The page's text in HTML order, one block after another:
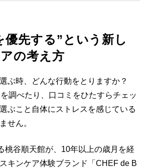
優先する”という新し
の考え方
ぶ時、どんな行動をとりますか？
調べたり、口コミをひたすらチェッ
ぶこと自体にストレスを感じている
せん。
桃谷順天館が、10年以上の歳月を経
キンケア体験ブランド「CHEF de B